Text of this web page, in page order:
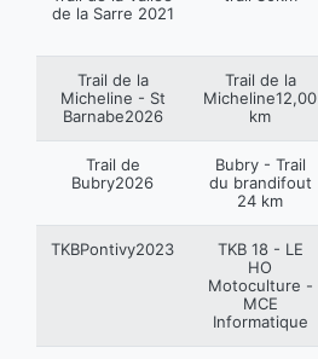
de la Sarre 2021
Trail de la
Micheline - St
Barnabe2026
Trail de la
Micheline12,00
km
Trail de
Bubry2026
Bubry - Trail
du brandifout
24 km
TKBPontivy2023
TKB 18 - LE
HO
Motoculture -
MCE
Informatique